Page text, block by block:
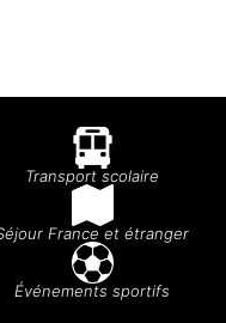
Transport scolaire
France et étranger
Événements sportifs